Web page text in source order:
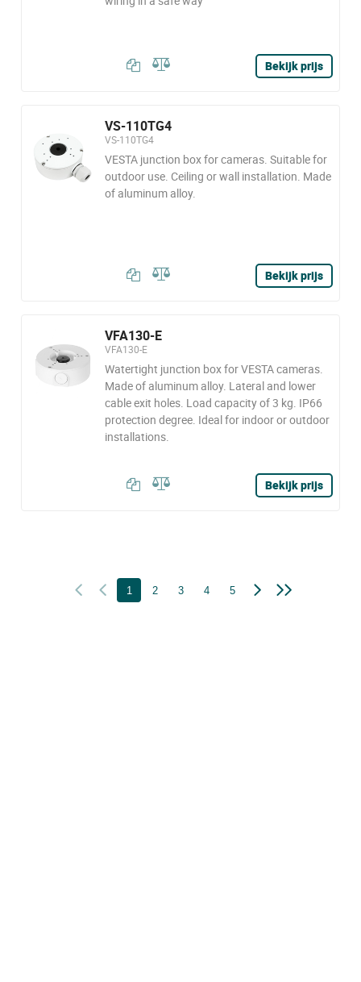
Bekijk prijs
VS-110TG4
VS-110TG4
VESTA junction box for cameras. Suitable for
outdoor use. Ceiling or wall installation. Made
of aluminum alloy.
Bekijk prijs
VFA130-E
VFA130-E
Watertight junction box for VESTA cameras.
Made of aluminum alloy. Lateral and lower
cable exit holes. Load capacity of 3 kg. IP66
protection degree. Ideal for indoor or outdoor
installations.
Bekijk prijs
1 2 3 4 5